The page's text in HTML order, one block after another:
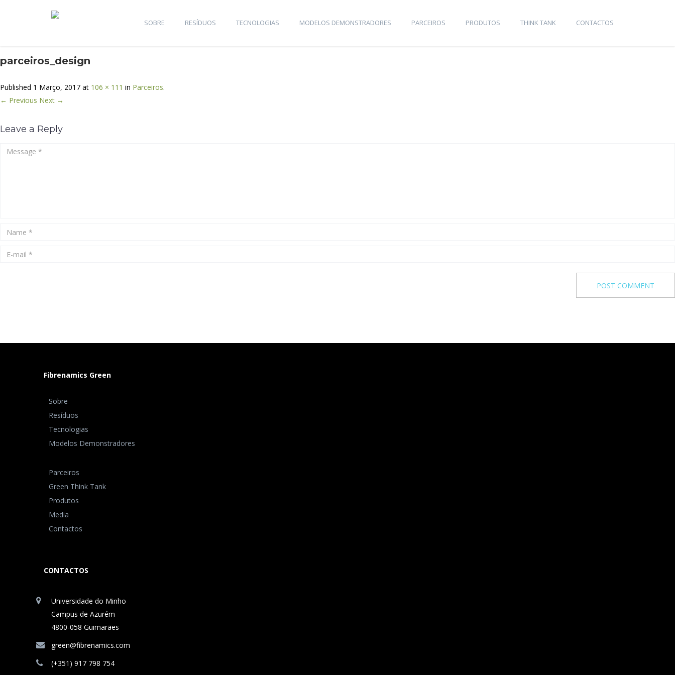
SOBRE RESÍDUOS TECNOLOGIAS MODELOS DEMONSTRADORES PARCEIROS PRODUTOS THINK TANK CONTACTOS
parceiros_design
Published 1 Março, 2017 at 106 × 111 in Parceiros.
← Previous Next →
Leave a Reply
Fibrenamics Green
Sobre
Resíduos
Tecnologias
Modelos Demonstradores
Parceiros
Green Think Tank
Produtos
Media
Contactos
CONTACTOS
Universidade do Minho
Campus de Azurém
4800-058 Guimarães
green@fibrenamics.com
(+351) 917 798 754